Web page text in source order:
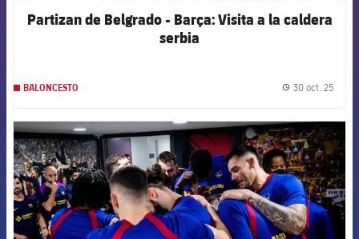
Partizan de Belgrado - Barça: Visita a la caldera
serbia
BALONCESTO 30 oct. 25
FCB Barcelona badge